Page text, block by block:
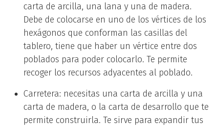
carta de arcilla, una lana y una de madera.
Debe de colocarse en uno de los vértices de los
hexágonos que conforman las casillas del
tablero, tiene que haber un vértice entre dos
poblados para poder colocarlo. Te permite
recoger los recursos adyacentes al poblado.
Carretera: necesitas una carta de arcilla y una
carta de madera, o la carta de desarrollo que te
permite construirla. Te sirve para expandir tus